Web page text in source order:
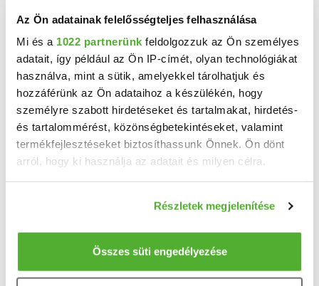
Az Ön adatainak felelősségteljes felhasználása
Mi és a 1022 partnerünk feldolgozzuk az Ön személyes
adatait, így például az Ön IP-címét, olyan technológiákat
használva, mint a sütik, amelyekkel tárolhatjuk és
hozzáférünk az Ön adataihoz a készülékén, hogy
személyre szabott hirdetéseket és tartalmakat, hirdetés-
és tartalommérést, közönségbetekintéseket, valamint
termékfejlesztéseket biztosíthassunk Önnek. Ön dönt
arról, hogy ki használja az adatait és milyen célra.
Információgyűjtés az Ön földrajzi elhelyezkedéséről
pár méteres pontossággal
Az Ön készülékén beazonosítása annak konkrét
Részletek megjelenítése
Összes süti engedélyezése
2 szoba 78 m
2
telekméret: 1000 m² 10 felett